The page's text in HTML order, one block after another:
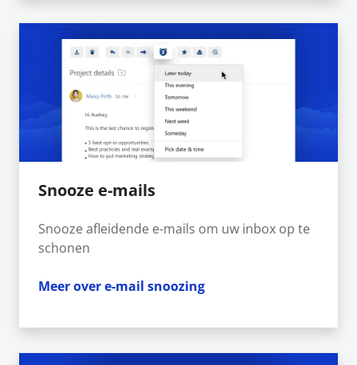
Snooze e-mails
Snooze afleidende e-mails om uw inbox op te
schonen
Meer over e-mail snoozing